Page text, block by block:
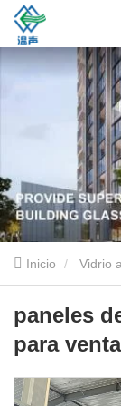
Inicio Vidrio
termopane para
paneles
para